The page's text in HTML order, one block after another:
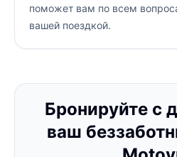
поможет вам по всем
вашей поездкой.
Бронируйте с
ваш